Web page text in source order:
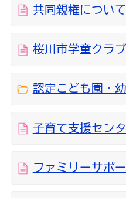
共同親権について
桜川市学童クラブ
認定こども園・
子育て支援セン
ファミリーサポ